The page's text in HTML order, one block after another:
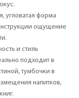
угловатая форма
ощущение
и стиль
подходит в
тумбочки в
напитков,